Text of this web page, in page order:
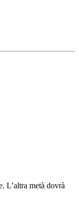
L’altra metà dovrà